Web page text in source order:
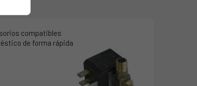
compatibles
de forma rápida